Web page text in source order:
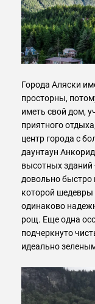
Города Аляски
просторны,
иметь свой дом,
приятного
центр города с
даунтаун
высотных зданий
довольно быстро
которой шедевры
одинаково
рощ. Еще одна
подчеркнуто
идеально